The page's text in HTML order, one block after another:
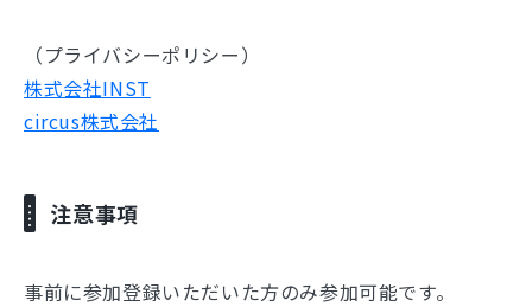
（プライバシーポリシー）
株式会社INST
circus株式会社
注意事項
事前に参加登録いただいた方のみ参加可能です。